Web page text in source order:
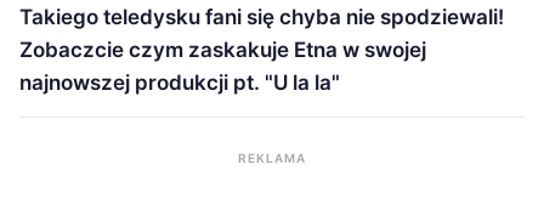
Takiego teledysku fani się chyba nie spodziewali!
Zobaczcie czym zaskakuje Etna w swojej
najnowszej produkcji pt. "U la la"
REKLAMA